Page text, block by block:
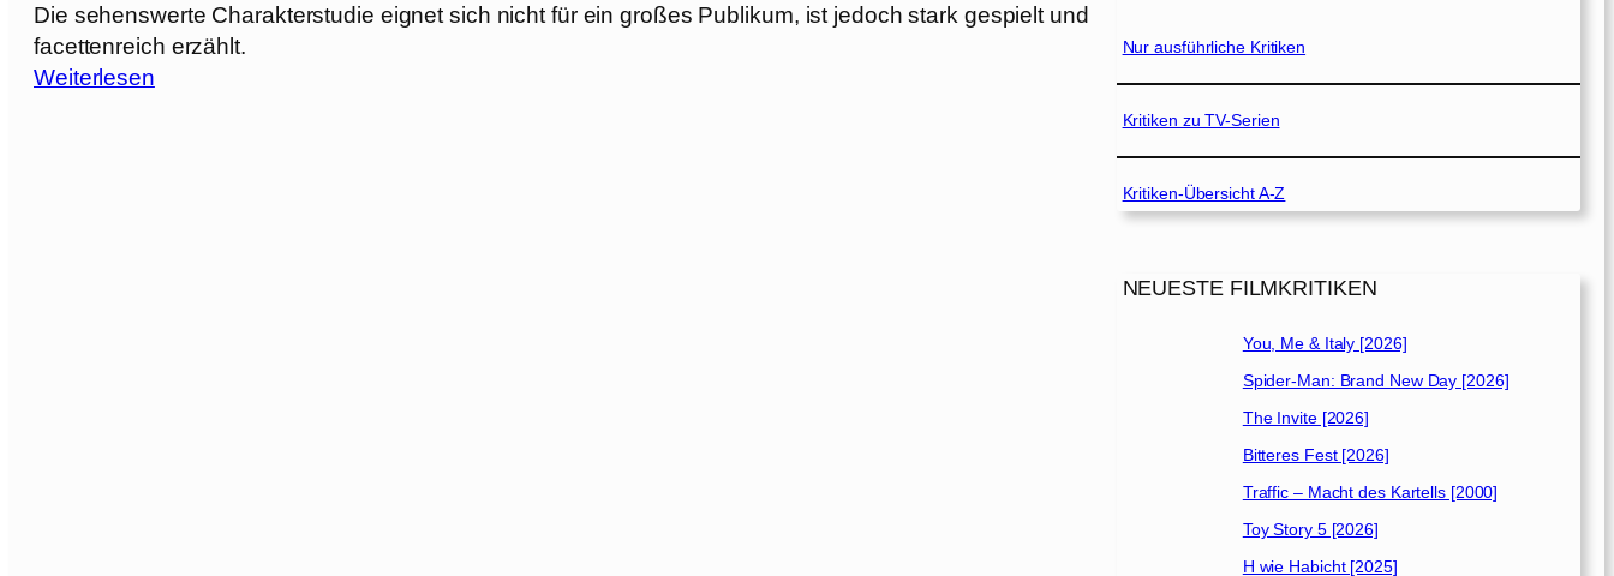
Die sehenswerte Charakterstudie eignet sich nicht für ein großes Publikum, ist jedoch stark gespielt und
facettenreich erzählt.
Weiterlesen:
Nur ausführliche Kritiken
Kritiken zu TV-Serien
Kritiken-Übersicht A-Z
NEUESTE FILMKRITIKEN
You, Me & Italy [2026]
Spider-Man: Brand New Day [2026]
The Invite [2026]
Bitteres Fest [2026]
Traffic – Macht des Kartells [2000]
Toy Story 5 [2026]
H wie Habicht [2025]